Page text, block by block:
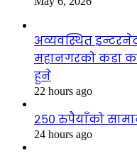
अव्यवस्थित
महानगरको कडा
हुने
22 hours ago
२५० रुपैयाँको
24 hours ago